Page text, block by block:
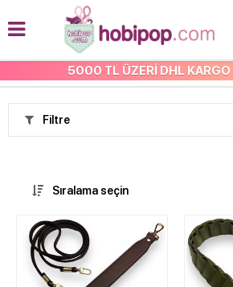
5000 TL ÜZERİ DHL KARGO
HOBİ MALZEMELERİ
Filtre
Sıralama seçin